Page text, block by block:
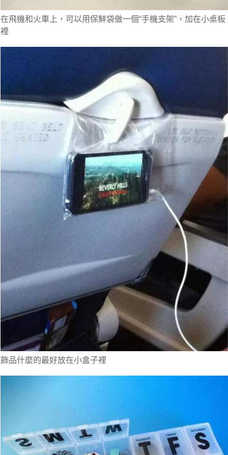
在飛機和火車上，可以用保鮮袋做一個“手機支架”，加在小桌板
裡
飾品什麼的最好放在小盒子裡